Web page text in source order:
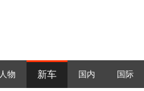
人物 新车 国内 国际